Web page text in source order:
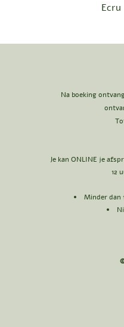
Na boeking
Je kan ONLINE je
12
Minder dan